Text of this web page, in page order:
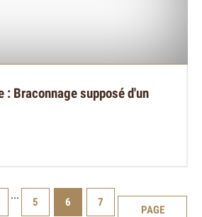
: Braconnage supposé d'un
...
5 6 7
PAGE